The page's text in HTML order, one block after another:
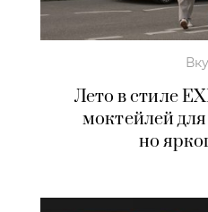
Лето в стиле
моктейлей
но